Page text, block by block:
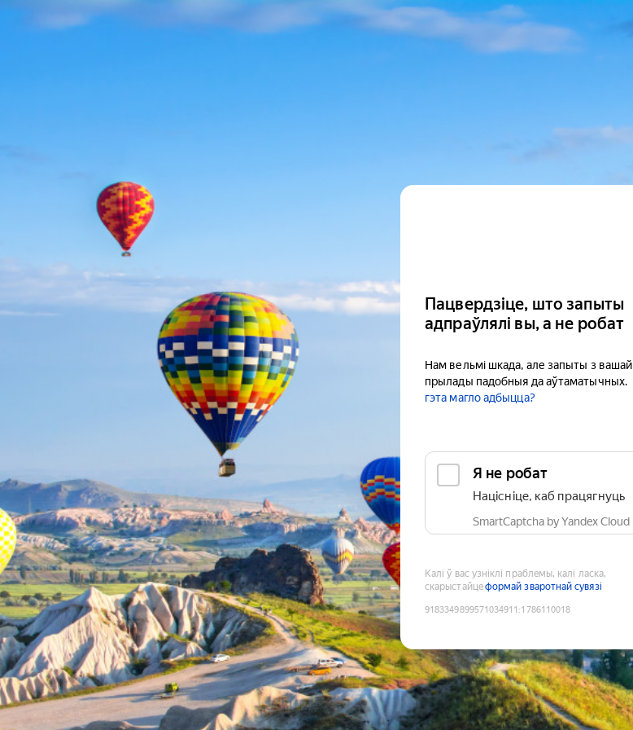
Пацвердзіце, што запыты
адпраўлялі вы, а не робат
Нам вельмі шкада, але запыты з вашай
прылады падобныя да аўтаматычных.
гэта магло адбыцца?
Я не робат
Націсніце, каб працягнуць
SmartCaptcha by Yandex Cloud
Калі ў вас узніклі праблемы, калі ласка,
скарыстайцеформай зваротнай сувязі
9183349899571034911 :1786110018